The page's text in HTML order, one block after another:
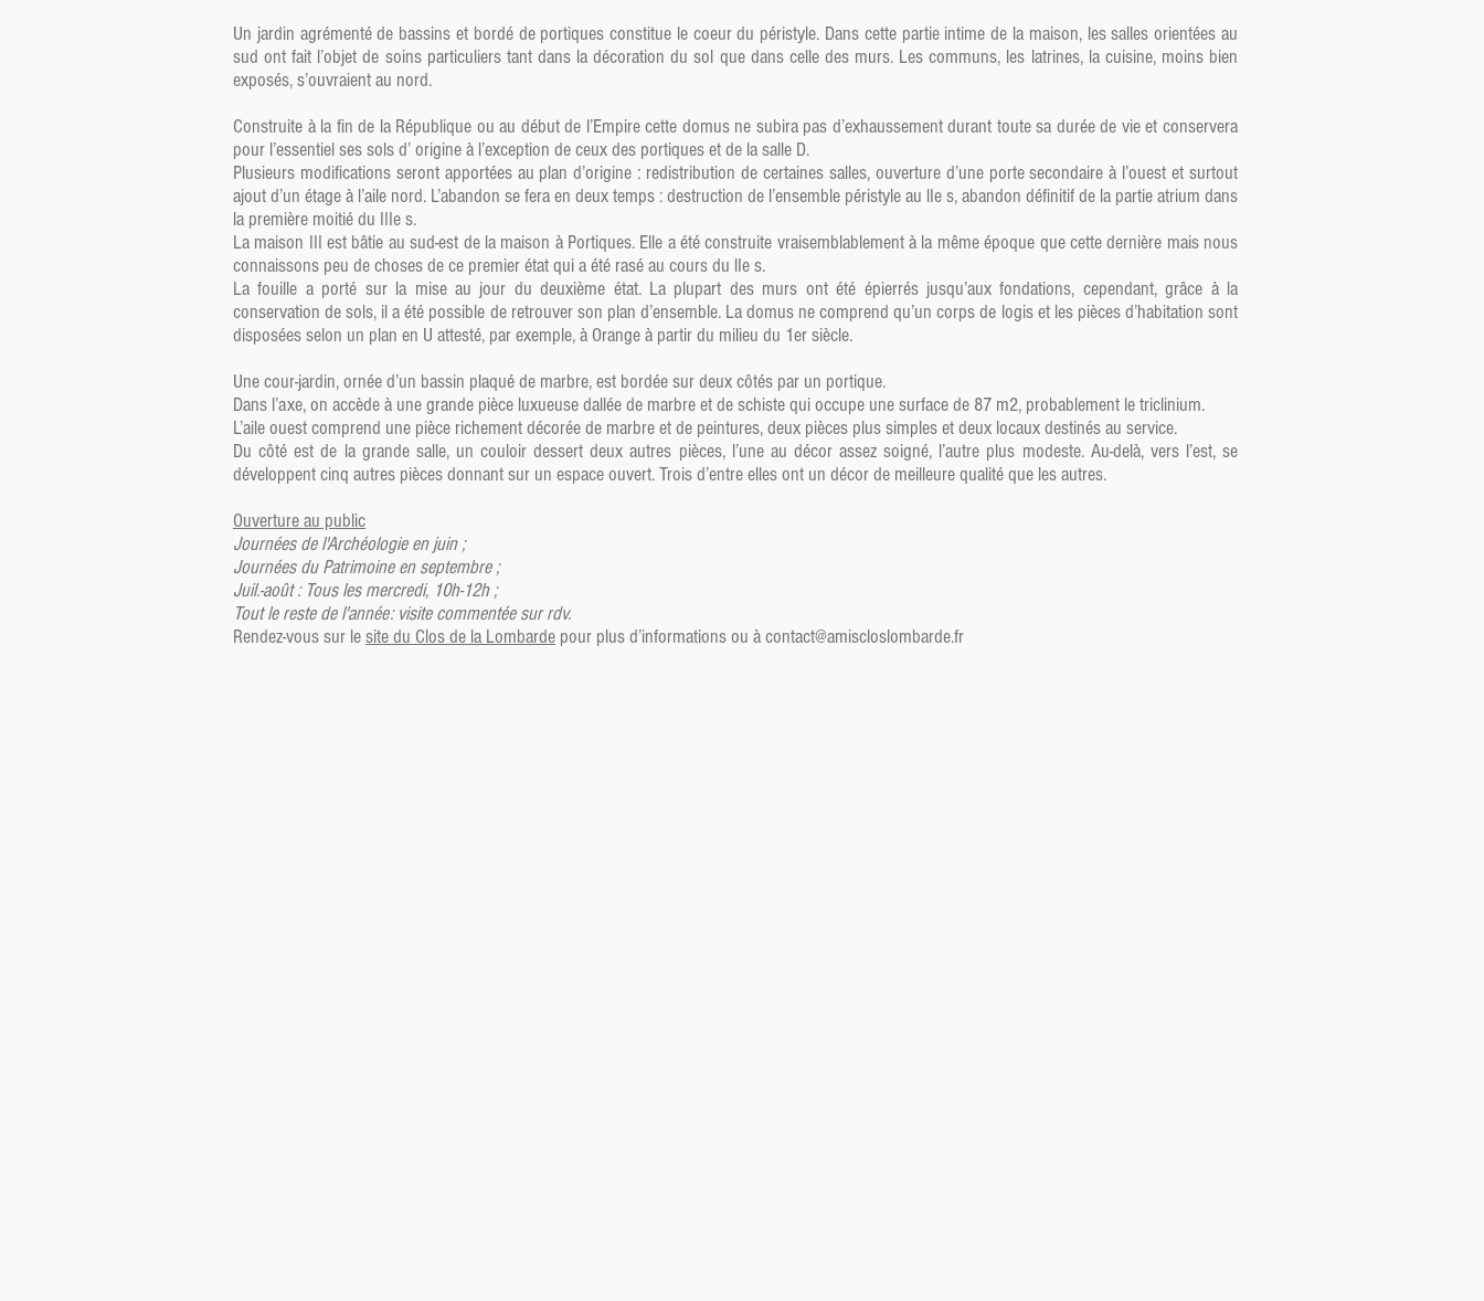
Un jardin agrémenté de bassins et bordé de portiques constitue le coeur du péristyle. Dans cette partie intime de la maison, les salles orientées au
sud ont fait l’objet de soins particuliers tant dans la décoration du sol que dans celle des murs. Les communs, les latrines, la cuisine, moins bien
exposés, s’ouvraient au nord.
Construite à la fin de la République ou au début de l’Empire cette domus ne subira pas d’exhaussement durant toute sa durée de vie et conservera
pour l’essentiel ses sols d’ origine à l’exception de ceux des portiques et de la salle D.
Plusieurs modifications seront apportées au plan d’origine : redistribution de certaines salles, ouverture d’une porte secondaire à l’ouest et surtout
ajout d’un étage à l’aile nord. L’abandon se fera en deux temps : destruction de l’ensemble péristyle au lIe s, abandon définitif de la partie atrium dans
la première moitié du IIIe s.
La maison III est bâtie au sud-est de la maison à Portiques. Elle a été construite vraisemblablement à la même époque que cette dernière mais nous
connaissons peu de choses de ce premier état qui a été rasé au cours du lIe s.
La fouille a porté sur la mise au jour du deuxième état. La plupart des murs ont été épierrés jusqu’aux fondations, cependant, grâce à la
conservation de sols, il a été possible de retrouver son plan d’ensemble. La domus ne comprend qu’un corps de logis et les pièces d’habitation sont
disposées selon un plan en U attesté, par exemple, à Orange à partir du milieu du 1er siècle.
Une cour-jardin, ornée d’un bassin plaqué de marbre, est bordée sur deux côtés par un portique.
Dans l’axe, on accède à une grande pièce luxueuse dallée de marbre et de schiste qui occupe une surface de 87 m2, probablement le triclinium.
L’aile ouest comprend une pièce richement décorée de marbre et de peintures, deux pièces plus simples et deux locaux destinés au service.
Du côté est de la grande salle, un couloir dessert deux autres pièces, l’une au décor assez soigné, l’autre plus modeste. Au-delà, vers l’est, se
développent cinq autres pièces donnant sur un espace ouvert. Trois d’entre elles ont un décor de meilleure qualité que les autres.
Ouverture au public
Journées de l'Archéologie en juin ;
Journées du Patrimoine en septembre ;
Juil.-août : Tous les mercredi, 10h-12h ;
Tout le reste de l'année: visite commentée sur rdv.
Rendez-vous sur lesite du Clos de la Lombarde pour plus d’informations ou àcontact@amiscloslombarde.fr